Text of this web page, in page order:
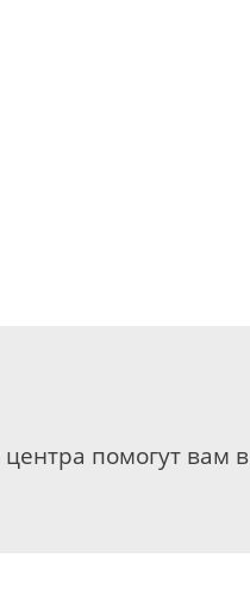
помогут вам в